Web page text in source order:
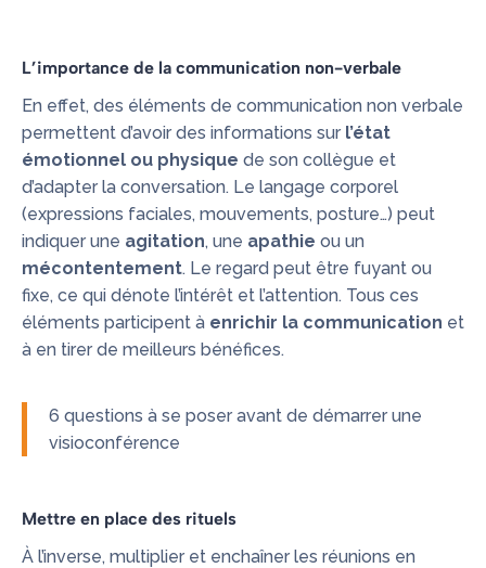
L’importance de la communication non-verbale
En effet, des éléments de communication non verbale
permettent d’avoir des informations sur l’état
émotionnel ou physique de son collègue et
d’adapter la conversation. Le langage corporel
(expressions faciales, mouvements, posture…) peut
indiquer une agitation, une apathie ou un
mécontentement. Le regard peut être fuyant ou
fixe, ce qui dénote l’intérêt et l’attention. Tous ces
éléments participent à enrichir la communication et
à en tirer de meilleurs bénéfices.
6 questions à se poser avant de démarrer une
visioconférence
Mettre en place des rituels
À l’inverse, multiplier et enchaîner les réunions en